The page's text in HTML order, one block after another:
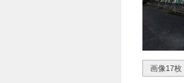
画像17枚